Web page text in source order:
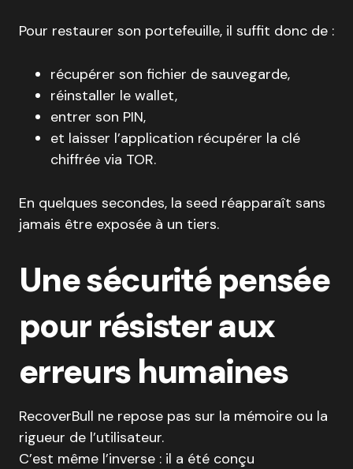
Pour restaurer son portefeuille, il suffit donc de :
récupérer son fichier de sauvegarde,
réinstaller le wallet,
entrer son PIN,
et laisser l’application récupérer la clé
chiffrée via TOR.
En quelques secondes, la seed réapparaît sans
jamais être exposée à un tiers.
Une sécurité pensée
pour résister aux
erreurs humaines
RecoverBull ne repose pas sur la mémoire ou la
rigueur de l’utilisateur.
C’est même l’inverse : il a été conçu